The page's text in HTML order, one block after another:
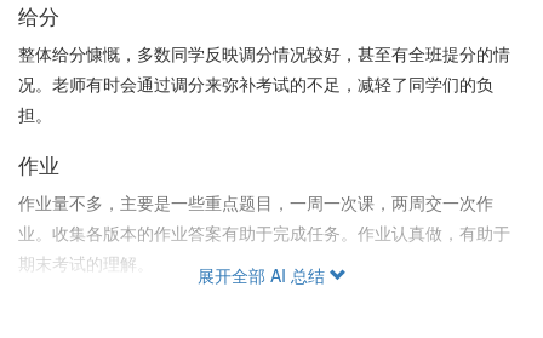
给分
整体给分慷慨，多数同学反映调分情况较好，甚至有全班提分的情
况。老师有时会通过调分来弥补考试的不足，减轻了同学们的负
担。
作业
作业量不多，主要是一些重点题目，一周一次课，两周交一次作
业。收集各版本的作业答案有助于完成任务。作业认真做，有助于
期末考试的理解。
展开全部 AI 总结